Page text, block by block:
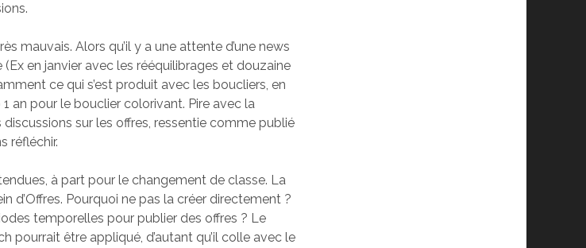
mauvais. Alors qu’il y a une attente d’une news
en janvier avec les rééquilibrages et douzaine
ce qui s’est produit avec les boucliers, en
an pour le bouclier colorivant. Pire avec la
sur les offres, ressentie comme publié
réfléchir.
à part pour le changement de classe. La
d’Offres. Pourquoi ne pas la créer directement ?
temporelles pour publier des offres ? Le
pourrait être appliqué, d’autant qu’il colle avec le